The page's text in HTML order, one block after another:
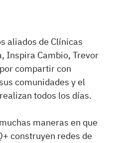
aliados de Clínicas
Inspira Cambio, Trevor
compartir con
comunidades y el
todos los días.
maneras en que
construyen redes de